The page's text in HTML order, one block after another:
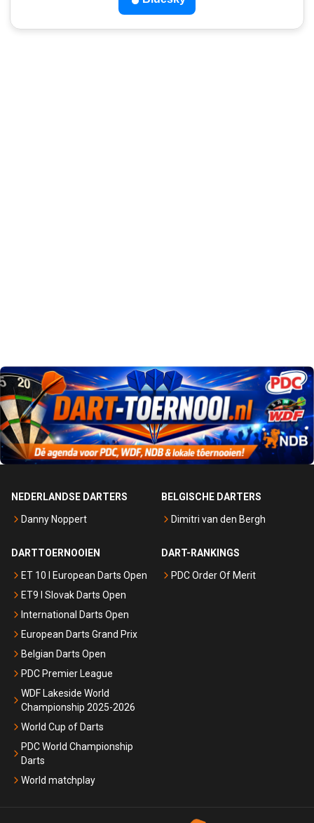
NEDERLANDSE DARTERS
Danny Noppert
BELGISCHE DARTERS
Dimitri van den Bergh
DARTTOERNOOIEN
ET 10 I European Darts Open
ET9 I Slovak Darts Open
International Darts Open
European Darts Grand Prix
Belgian Darts Open
PDC Premier League
WDF Lakeside World
Championship 2025-2026
World Cup of Darts
PDC World Championship
Darts
World matchplay
DART-RANKINGS
PDC Order Of Merit